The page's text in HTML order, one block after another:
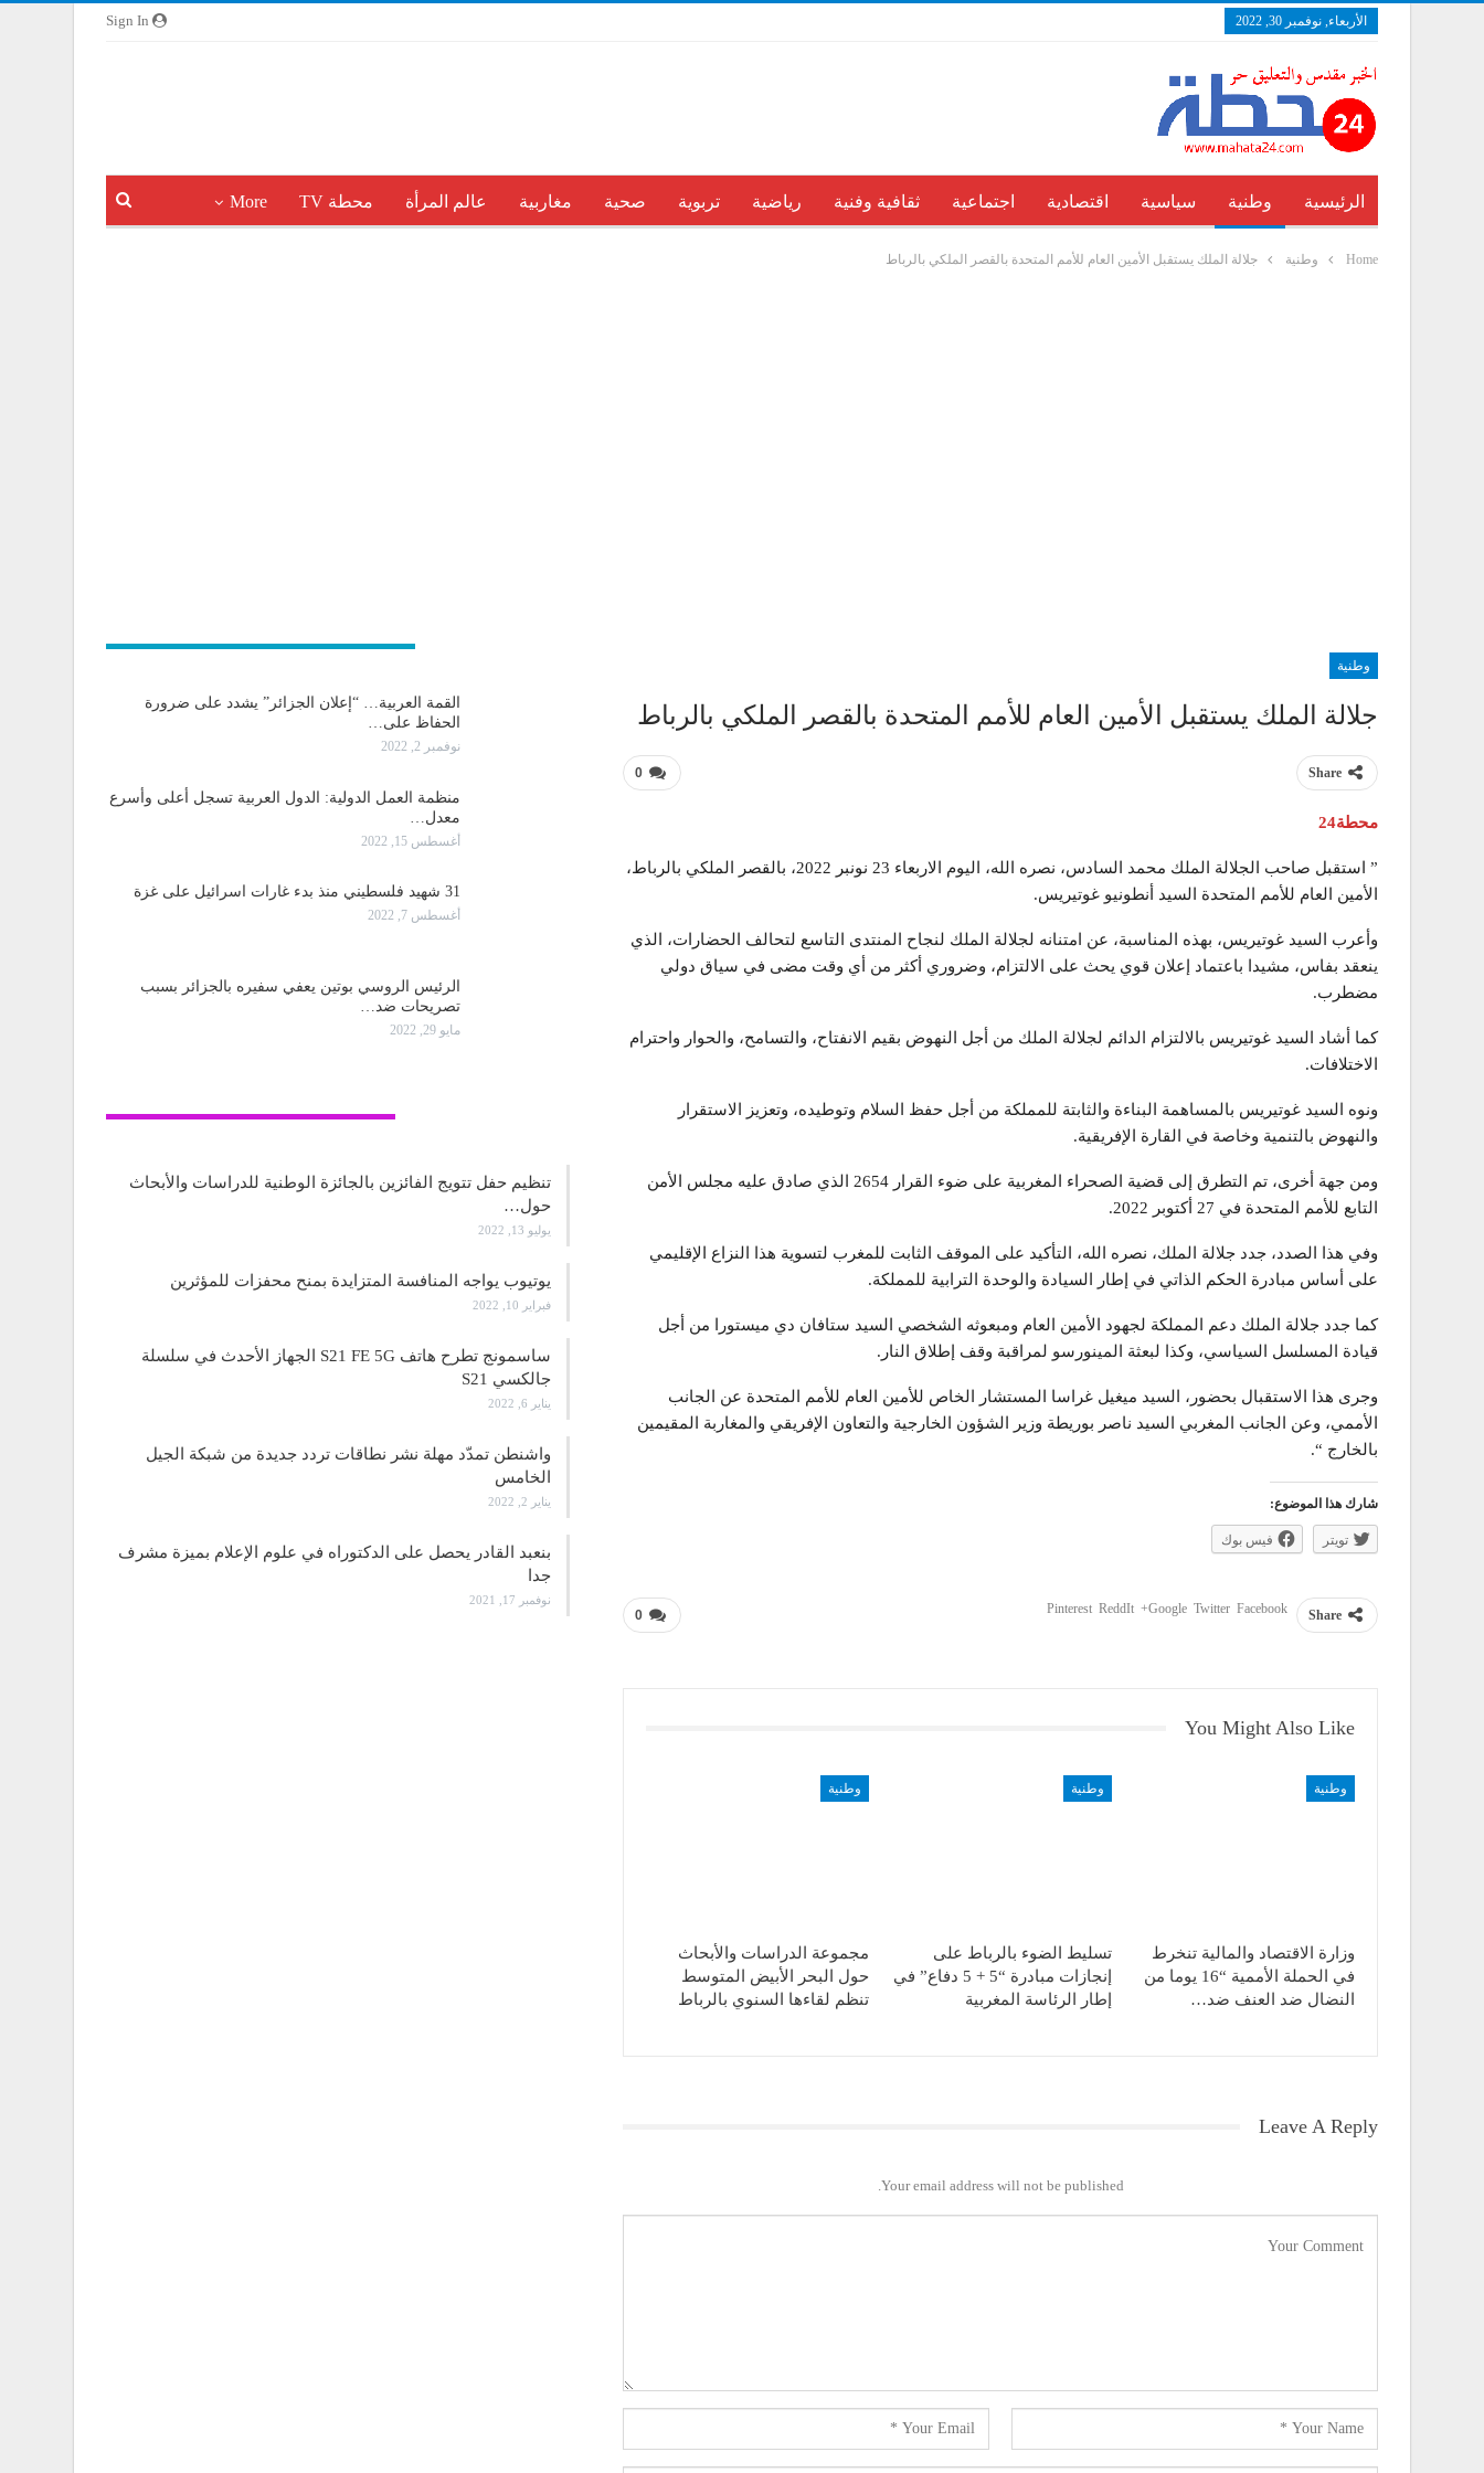
الأربعاء, نوفمبر 30, 2022
الرئيسية وطنية سياسية اقتصادية اجتماعية ثقافية وفنية رياضية تربوية صحية مغاربية عالم المرأة محطة TV More
Home وطنية جلالة الملك يستقبل الأمين العام للأمم المتحدة بالقصر الملكي بالرباط
وطنية
جلالة الملك يستقبل الأمين العام للأمم المتحدة بالقصر الملكي بالرباط
0 Share
محطة24
” استقبل صاحب الجلالة الملك محمد السادس، نصره الله، اليوم الاربعاء 23 نونبر 2022، بالقصر الملكي بالرباط،
الأمين العام للأمم المتحدة السيد أنطونيو غوتيريس.
وأعرب السيد غوتيريس، بهذه المناسبة، عن امتنانه لجلالة الملك لنجاح المنتدى التاسع لتحالف الحضارات، الذي
ينعقد بفاس، مشيدا باعتماد إعلان قوي يحث على الالتزام، وضروري أكثر من أي وقت مضى في سياق دولي
مضطرب.
كما أشاد السيد غوتيريس بالالتزام الدائم لجلالة الملك من أجل النهوض بقيم الانفتاح، والتسامح، والحوار واحترام
الاختلافات.
ونوه السيد غوتيريس بالمساهمة البناءة والثابتة للمملكة من أجل حفظ السلام وتوطيده، وتعزيز الاستقرار
والنهوض بالتنمية وخاصة في القارة الإفريقية.
ومن جهة أخرى، تم التطرق إلى قضية الصحراء المغربية على ضوء القرار 2654 الذي صادق عليه مجلس الأمن
التابع للأمم المتحدة في 27 أكتوبر 2022.
وفي هذا الصدد، جدد جلالة الملك، نصره الله، التأكيد على الموقف الثابت للمغرب لتسوية هذا النزاع الإقليمي
على أساس مبادرة الحكم الذاتي في إطار السيادة والوحدة الترابية للمملكة.
كما جدد جلالة الملك دعم المملكة لجهود الأمين العام ومبعوثه الشخصي السيد ستافان دي ميستورا من أجل
قيادة المسلسل السياسي، وكذا لبعثة المينورسو لمراقبة وقف إطلاق النار.
وجرى هذا الاستقبال بحضور، السيد ميغيل غراسا المستشار الخاص للأمين العام للأمم المتحدة عن الجانب
الأممي، وعن الجانب المغربي السيد ناصر بوريطة وزير الشؤون الخارجية والتعاون الإفريقي والمغاربة المقيمين
بالخارج “.
شارك هذا الموضوع:
تويتر فيس بوك
0 Share
Facebook
Twitter
Google+
ReddIt
Pinterest
You Might Also Like
وطنية
وزارة الاقتصاد والمالية تنخرط
في الحملة الأممية “16 يوما من
النضال ضد العنف ضد…
وطنية
تسليط الضوء بالرباط على
إنجازات مبادرة “5 + 5 دفاع” في
إطار الرئاسة المغربية
وطنية
مجموعة الدراسات والأبحاث
حول البحر الأبيض المتوسط
تنظم لقاءها السنوي بالرباط
Leave A Reply
Your email address will not be published.
القمة العربية… “إعلان الجزائر” يشدد على ضرورة
الحفاظ على…
نوفمبر 2, 2022
منظمة العمل الدولية: الدول العربية تسجل أعلى وأسرع
معدل…
أغسطس 15, 2022
31 شهيد فلسطيني منذ بدء غارات اسرائيل على غزة
أغسطس 7, 2022
الرئيس الروسي بوتين يعفي سفيره بالجزائر بسبب
تصريحات ضد…
مايو 29, 2022
تنظيم حفل تتويج الفائزين بالجائزة الوطنية للدراسات والأبحاث
حول…
يوليو 13, 2022
يوتيوب يواجه المنافسة المتزايدة بمنح محفزات للمؤثرين
فبراير 10, 2022
ساسمونج تطرح هاتف S21 FE 5G الجهاز الأحدث في سلسلة
جالكسي S21
يناير 6, 2022
واشنطن تمدّد مهلة نشر نطاقات تردد جديدة من شبكة الجيل
الخامس
يناير 2, 2022
بنعبد القادر يحصل على الدكتوراه في علوم الإعلام بميزة مشرف
جدا
نوفمبر 17, 2021